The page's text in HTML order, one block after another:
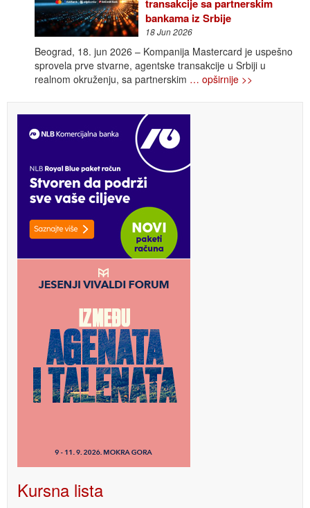
transakcije sa partnerskim
bankama iz Srbije
18 Jun 2026
Beograd, 18. jun 2026 – Kompanija Mastercard je uspešno
sprovela prve stvarne, agentske transakcije u Srbiji u
realnom okruženju, sa partnerskim … opširnije >>
Kursna lista